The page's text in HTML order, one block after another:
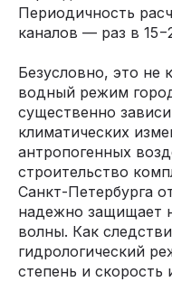
Периодичность
каналов — раз в
Безусловно, это не
водный режим
существенно
климатических
антропогенных
строительство
Санкт-Петербурга
надежно защищает
волны. Как
гидрологический
степень и скорость